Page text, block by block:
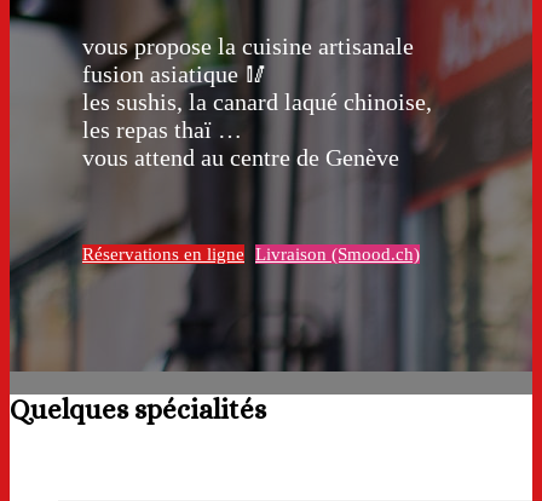
vous propose la cuisine artisanale
fusion asiatique 🥢
les sushis, la canard laqué chinoise,
les repas thaï …
vous attend au centre de Genève
Réservations en ligne Livraison (Smood.ch)
Quelques spécialités